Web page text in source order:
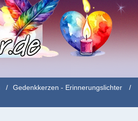
Gedenkkerzen - Erinnerungslichter